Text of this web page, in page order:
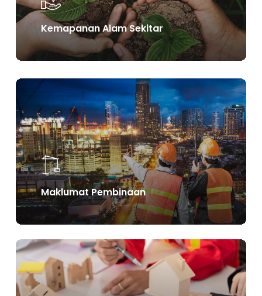
Kemapanan Alam Sekitar
Maklumat Pembinaan
Learn
Learn
more